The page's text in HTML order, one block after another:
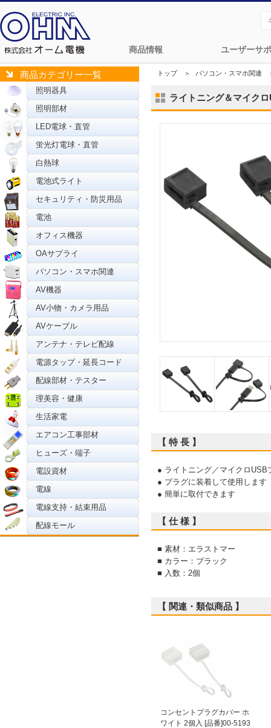
商品情報 ユーザーサ
商品カテゴリー一覧
照明器具
照明部材
LED電球・直管
蛍光灯電球・直管
白熱球
電池式ライト
セキュリティ・防災用品
電池
オフィス機器
OAサプライ
パソコン・スマホ関連
AV機器
AV小物・カメラ用品
AVケーブル
アンテナ・テレビ配線
電源タップ・延長コード
配線部材・テスター
理美容・健康
生活家電
エアコン工事部材
ヒューズ・端子
電設資材
電線
電線支持・結束用品
配線モール
トップ＞ パソコン・スマホ関連
ライトニング＆マイク
【 特 長 】
● ライトニング／マイクロUSB
● プラグに装着して使用します
● 簡単に取付できます
【 仕 様 】
■ 素材：エラストマー
■ カラー：ブラック
■ 入数：2個
【 関連・類似商品 】
コンセントプラグカバー ホ
ワイト 2個入 [品番]00-5193